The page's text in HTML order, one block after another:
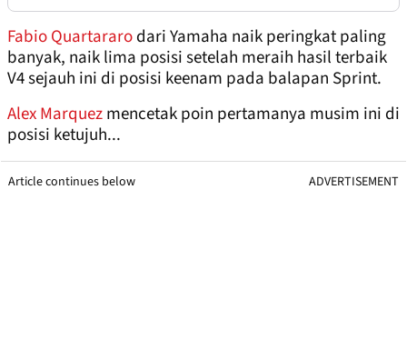
Fabio Quartararodari Yamaha naik peringkat paling
banyak, naik lima posisi setelah meraih hasil terbaik
V4 sejauh ini di posisi keenam pada balapan Sprint.
Alex Marquezmencetak poin pertamanya musim ini di
posisi ketujuh...
Article continues below ADVERTISEMENT